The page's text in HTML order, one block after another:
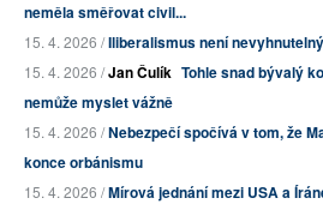
neměla směřovat civil...
15. 4. 2026 /Iliberalismus není nevyhnutelný
15. 4. 2026 /Jan Čulík Tohle snad bývalý
nemůže myslet vážně
15. 4. 2026 /Nebezpečí spočívá v tom, že
konce orbánismu
15. 4. 2026 /Mírová jednání mezi USA a